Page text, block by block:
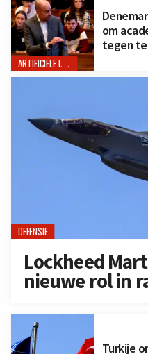
ARTIFICIËLE INTELLIGENTIE
om
tegen te
DEFENSIE
Lockheed
nieuwe rol in
Turkije